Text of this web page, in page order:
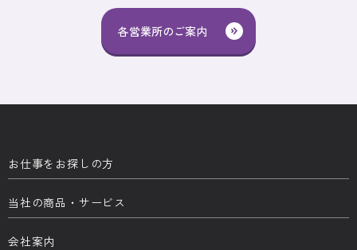
各営業所のご案内
お仕事をお探しの方
当社の商品・サービス
会社案内